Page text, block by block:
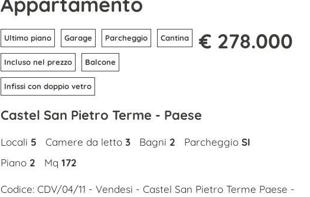
Ultimo piano Garage Parcheggio Cantina
Incluso nel prezzo Balcone
Infissi con doppio vetro
€ 278.000
Castel San Pietro Terme - Paese
Locali 5 Camere da letto 3 Bagni 2 Parcheggio SI
Piano 2 Mq 172
Codice: CDV/04/11 - Vendesi - Castel San Pietro Terme Paese -